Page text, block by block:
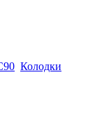
Колодки